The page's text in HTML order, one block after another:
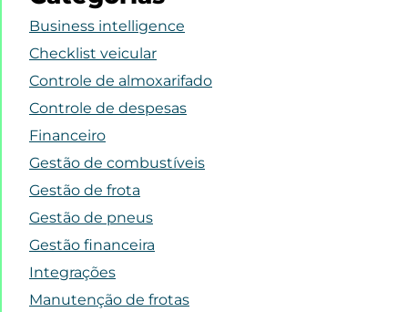
Business intelligence
Checklist veicular
Controle de almoxarifado
Controle de despesas
Financeiro
Gestão de combustíveis
Gestão de frota
Gestão de pneus
Gestão financeira
Integrações
Manutenção de frotas